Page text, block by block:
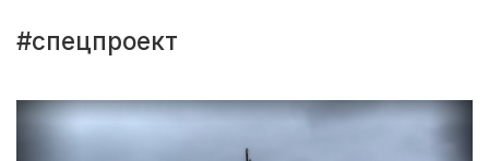
#спецпроект